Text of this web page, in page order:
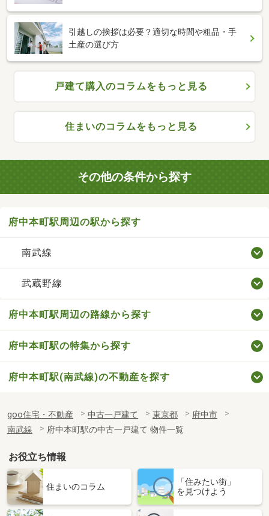
引越しの挨拶は必要？適切な時間や粗品・手
土産の選び方
戸建て購入のコラムをもっと見る
住まいのコラムをもっと見る
その他の条件から探す
府中本町駅周辺の駅から探す
南武線
武蔵野線
府中本町駅周辺の路線から探す
府中本町駅の特集から探す
府中本町駅(南武線)の不動産を探す
goo住宅・不動産 中古一戸建て 東京都
府中市
南武線
府中本町駅の中古一戸建て 物件一覧
お役立ち情報
住まいのコラム
「住みたい街」
を見つけよう